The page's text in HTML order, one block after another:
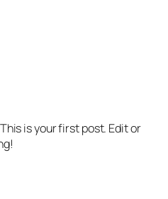
is your first post. Edit or